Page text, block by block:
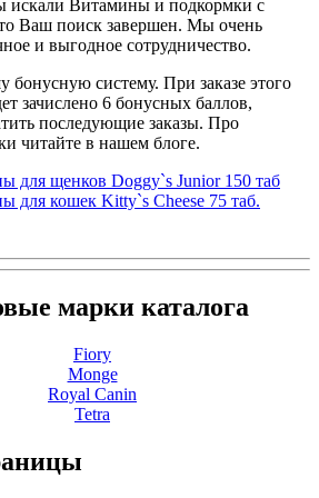
искали Витамины и подкормки с
Ваш поиск завершен. Мы очень
и выгодное сотрудничество.
бонусную систему. При заказе этого
зачислено 6 бонусных баллов,
последующие заказы. Про
читайте в нашем блоге.
для щенков Doggy`s Junior 150 таб
для кошек Kitty`s Cheese 75 таб.
марки каталога
Fiory
Monge
Royal Canin
Tetra